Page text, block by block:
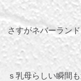
さすがネバーラン
ｓ乳母らしい瞬間